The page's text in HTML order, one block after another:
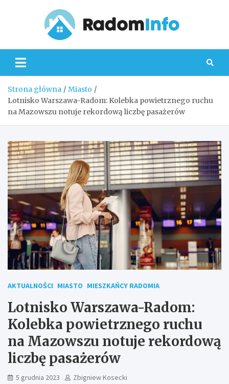
Strona główna
Miasto
Lotnisko Warszawa-Radom: Kolebka powietrznego ruchu
na Mazowszu notuje rekordową liczbę pasażerów
AKTUALNOŚCI MIASTO MIESZKAŃCY RADOMIA
Lotnisko Warszawa-Radom:
Kolebka powietrznego ruchu
na Mazowszu notuje rekordową
liczbę pasażerów
5 grudnia 2023 Zbigniew Kosecki